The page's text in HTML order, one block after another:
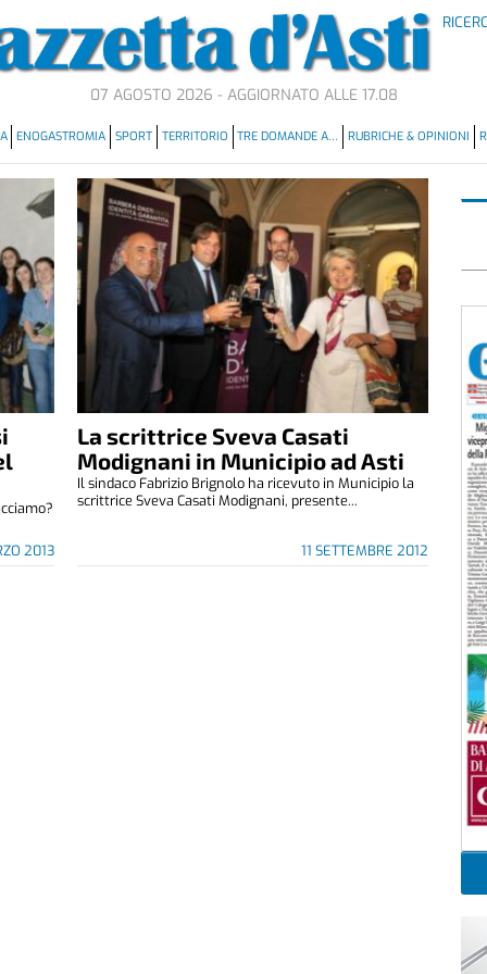
07 AGOSTO 2026 - AGGIORNATO ALLE 17.08
ENOGASTROMIA SPORT TERRITORIO TRE DOMANDE A… RUBRICHE & OPINIONI
2013
La scrittrice Sveva Casati
Modignani in Municipio ad Asti
11 SETTEMBRE 2012
Il sindaco Fabrizio Brignolo ha ricevuto in Municipio la
scrittrice Sveva Casati Modignani, presente...